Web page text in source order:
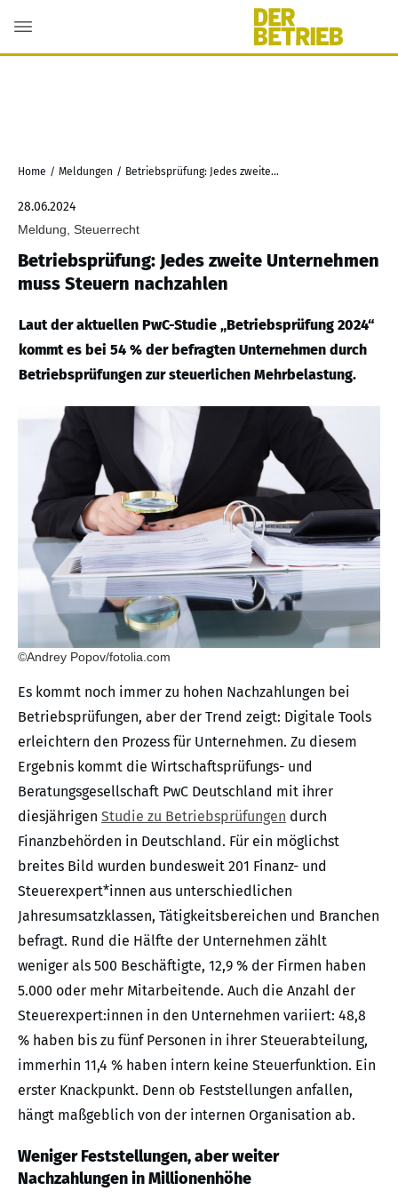
Home / Meldungen / Betriebsprüfung: Jedes zweite Unternehmen muss Steuern nachzahlen
28.06.2024
Meldung, Steuerrecht
Betriebsprüfung: Jedes zweite Unternehmen
muss Steuern nachzahlen
Laut der aktuellen PwC-Studie „Betriebsprüfung 2024“
kommt es bei 54 % der befragten Unternehmen durch
Betriebsprüfungen zur steuerlichen Mehrbelastung.
©Andrey Popov/fotolia.com
Es kommt noch immer zu hohen Nachzahlungen bei
Betriebsprüfungen, aber der Trend zeigt: Digitale Tools
erleichtern den Prozess für Unternehmen. Zu diesem
Ergebnis kommt die Wirtschaftsprüfungs- und
Beratungsgesellschaft PwC Deutschland mit ihrer
diesjährigen Studie zu Betriebsprüfungen durch
Finanzbehörden in Deutschland. Für ein möglichst
breites Bild wurden bundesweit 201 Finanz- und
Steuerexpert*innen aus unterschiedlichen
Jahresumsatzklassen, Tätigkeitsbereichen und Branchen
befragt. Rund die Hälfte der Unternehmen zählt
weniger als 500 Beschäftigte, 12,9 % der Firmen haben
5.000 oder mehr Mitarbeitende. Auch die Anzahl der
Steuerexpert:innen in den Unternehmen variiert: 48,8
% haben bis zu fünf Personen in ihrer Steuerabteilung,
immerhin 11,4 % haben intern keine Steuerfunktion. Ein
erster Knackpunkt. Denn ob Feststellungen anfallen,
hängt maßgeblich von der internen Organisation ab.
Weniger Feststellungen, aber weiter
Nachzahlungen in Millionenhöhe